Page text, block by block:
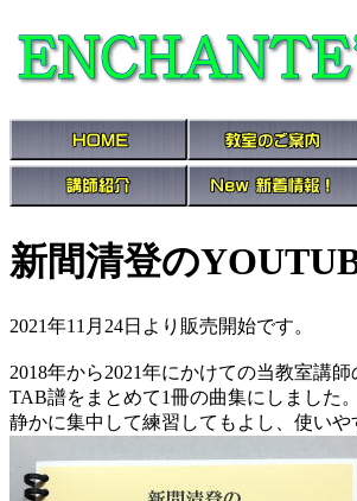
新間清登の
2021年11月24日より販売開
2018年から2021年にかけての当教室講
TAB譜をまとめて1冊の曲集にしました
静かに集中して練習してもよし、使いや